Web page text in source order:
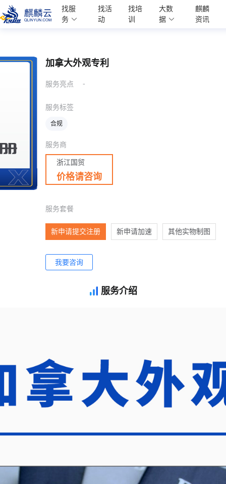
麒麟学院
Kylin Academy
找服
务
找活
动
找培
训
大数
据
麒麟
资讯
加拿大外观专利
服务亮点 -
服务标签
合规
服务商
浙江国贸
价格请咨询
服务套餐
新申请提交注册 新申请加速 其他实物制图
我要咨询
服务介绍